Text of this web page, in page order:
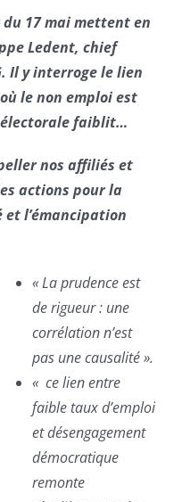
du 17 mai mettent en
Ledent, chief
Il y interroge le lien
le non emploi est
faiblit…
nos affiliés et
actions pour la
l’émancipation
« La prudence est
de rigueur : une
corrélation n’est
pas une causalité ».
« ce lien entre
faible taux d’emploi
et désengagement
démocratique
remonte